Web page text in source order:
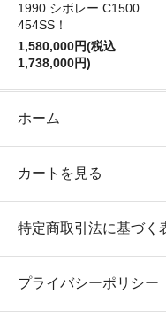
1990 シボレー C1500
454SS！
1,580,000円(税込
1,738,000円)
ホーム
カートを見る
特定商取引法に基づく
プライバシーポリシー